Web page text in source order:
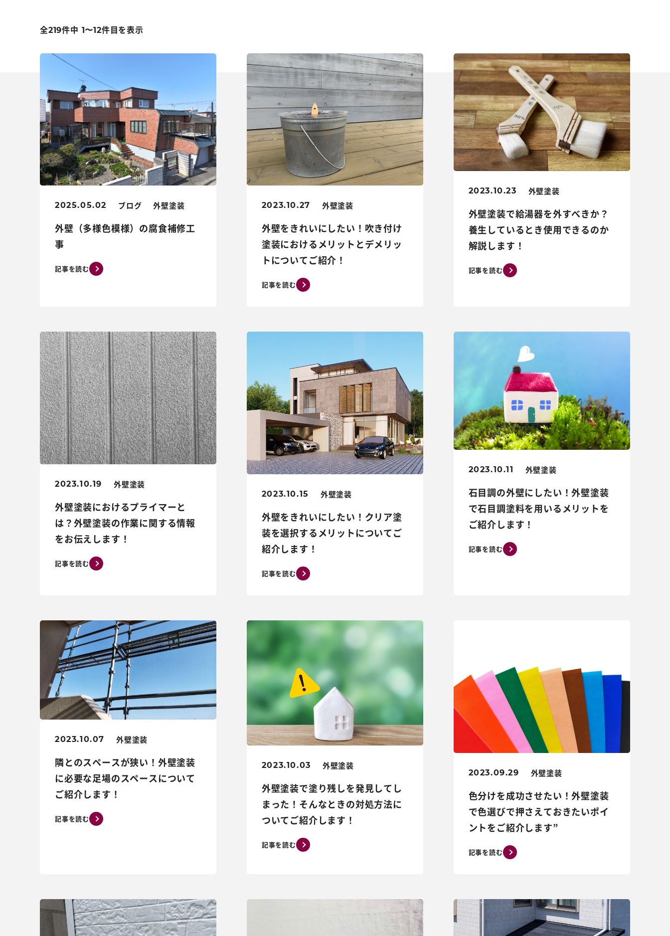
全219件中 1〜12件目を表示
2025.05.02 ブログ 外壁塗装
外壁（多様色模様）の腐食補修工
事
記事を読む
2023.10.27 外壁塗装
外壁をきれいにしたい！吹き付け
塗装におけるメリットとデメリッ
トについてご紹介！
記事を読む
2023.10.23 外壁塗装
外壁塗装で給湯器を外すべきか？
養生しているとき使用できるのか
解説します！
記事を読む
2023.10.19 外壁塗装
外壁塗装におけるプライマーと
は？外壁塗装の作業に関する情報
をお伝えします！
記事を読む
2023.10.15 外壁塗装
外壁をきれいにしたい！クリア塗
装を選択するメリットについてご
紹介します！
記事を読む
2023.10.11 外壁塗装
石目調の外壁にしたい！外壁塗装
で石目調塗料を用いるメリットを
ご紹介します！
記事を読む
2023.10.07 外壁塗装
隣とのスペースが狭い！外壁塗装
に必要な足場のスペースについて
ご紹介します！
記事を読む
2023.10.03 外壁塗装
外壁塗装で塗り残しを発見してし
まった！そんなときの対処方法に
ついてご紹介します！
記事を読む
2023.09.29 外壁塗装
色分けを成功させたい！外壁塗装
で色選びで押さえておきたいポイ
ントをご紹介します”
記事を読む